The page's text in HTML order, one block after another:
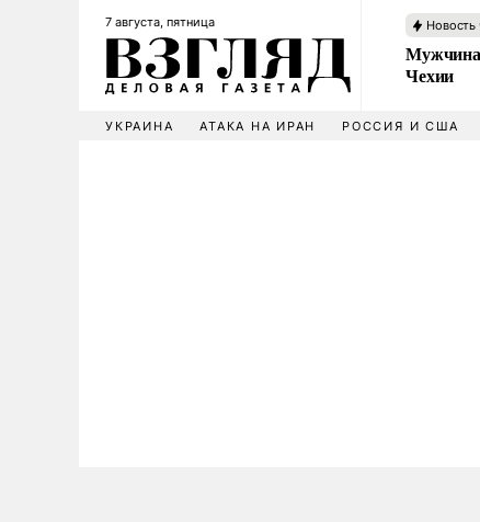
7 августа, пятница Новость
Мужчина
Чехии
УКРАИНА АТАКА НА ИРАН РОССИЯ И США